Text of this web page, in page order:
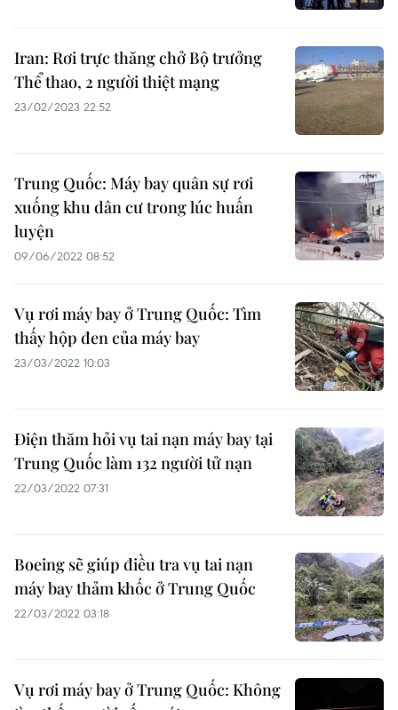
Iran: Rơi trực thăng chở Bộ trưởng
Thể thao, 2 người thiệt mạng
23/02/2023 22:52
Trung Quốc: Máy bay quân sự rơi
xuống khu dân cư trong lúc huấn
luyện
09/06/2022 08:52
Vụ rơi máy bay ở Trung Quốc: Tìm
thấy hộp đen của máy bay
23/03/2022 10:03
Điện thăm hỏi vụ tai nạn máy bay tại
Trung Quốc làm 132 người tử nạn
22/03/2022 07:31
Boeing sẽ giúp điều tra vụ tai nạn
máy bay thảm khốc ở Trung Quốc
22/03/2022 03:18
Vụ rơi máy bay ở Trung Quốc: Không